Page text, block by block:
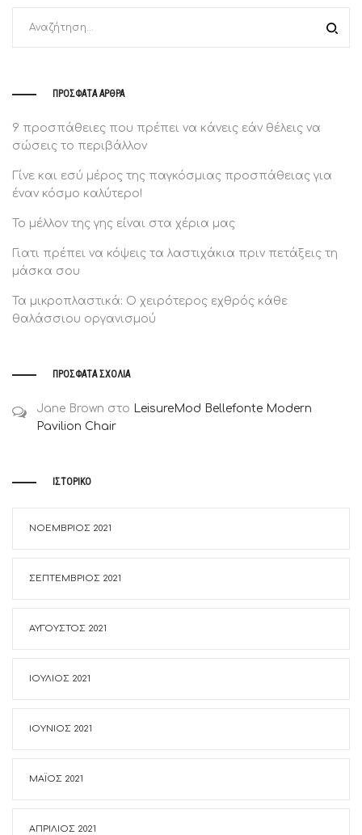
ΠΡΌΣΦΑΤΑ ΆΡΘΡΑ
9 προσπάθειες που πρέπει να κάνεις εάν θέλεις να
σώσεις το περιβάλλον
Γίνε και εσύ μέρος της παγκόσμιας προσπάθειας για
έναν κόσμο καλύτερο!
Το μέλλον της γης είναι στα χέρια μας
Γιατι πρέπει να κόψεις τα λαστιχάκια πριν πετάξεις τη
μάσκα σου
Τα μικροπλαστικά: O χειρότερος εχθρός κάθε
θαλάσσιου οργανισμού
ΠΡΌΣΦΑΤΑ ΣΧΌΛΙΑ
Jane Brown στο
LeisureMod Bellefonte Modern
Pavilion Chair
ΙΣΤΟΡΙΚΌ
ΝΟΈΜΒΡΙΟΣ 2021
ΣΕΠΤΈΜΒΡΙΟΣ 2021
ΑΎΓΟΥΣΤΟΣ 2021
ΙΟΎΛΙΟΣ 2021
ΙΟΎΝΙΟΣ 2021
ΜΆΙΟΣ 2021
ΑΠΡΊΛΙΟΣ 2021